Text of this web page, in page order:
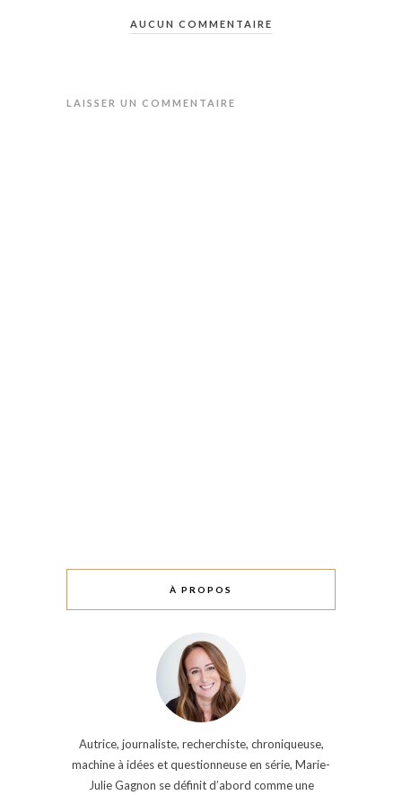
AUCUN COMMENTAIRE
LAISSER UN COMMENTAIRE
À PROPOS
Autrice, journaliste, recherchiste, chroniqueuse,
machine à idées et questionneuse en série, Marie-
Julie Gagnon se définit d’abord comme une